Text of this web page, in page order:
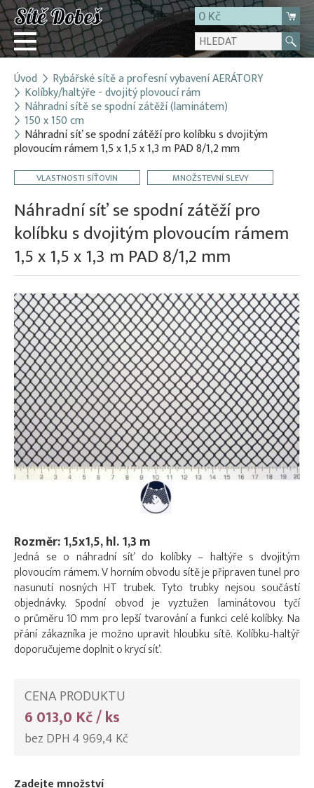
0 Kč
Přihlásit
Registrace
E-shop
O firmě
Kontakt
Úvod Rybářské sítě a profesní vybavení AERÁTORY
Kolíbky/haltýře - dvojitý plovoucí rám
Náhradní sítě se spodní zátěží (laminátem)
150 x 150 cm
Náhradní síť se spodní zátěží pro kolíbku s dvojitým
plovoucím rámem 1,5 x 1,5 x 1,3 m PAD 8/1,2 mm
VLASTNOSTI SÍŤOVIN MNOŽSTEVNÍ SLEVY
Náhradní síť se spodní zátěží pro
kolíbku s dvojitým plovoucím rámem
1,5 x 1,5 x 1,3 m PAD 8/1,2 mm
Rozměr: 1,5x1,5, hl. 1,3 m
Jedná se o náhradní síť do kolíbky – haltýře s dvojitým
plovoucím rámem. V horním obvodu sítě je připraven tunel pro
nasunutí nosných HT trubek. Tyto trubky nejsou součástí
objednávky. Spodní obvod je vyztužen laminátovou tyčí
o průměru 10 mm pro lepší tvarování a funkci celé kolíbky. Na
přání zákazníka je možno upravit hloubku sítě. Kolíbku-haltýř
doporučujeme doplnit o krycí síť.
CENA PRODUKTU
6 013,0 Kč / ks
bez DPH 4 969,4 Kč